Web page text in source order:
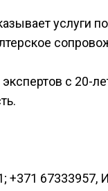
услуги
с 20-
+371 67333957,